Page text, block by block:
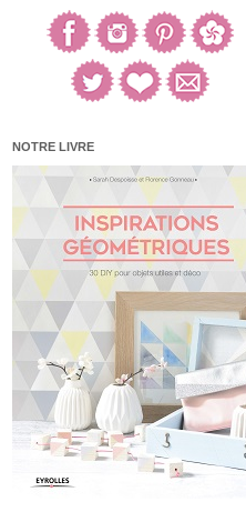
NOTRE LIVRE